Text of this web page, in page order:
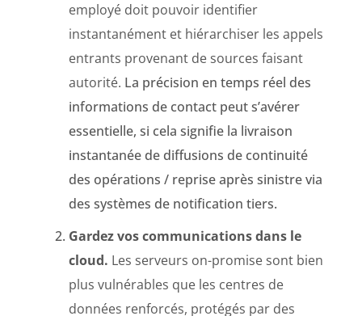
employé doit pouvoir identifier
instantanément et hiérarchiser les appels
entrants provenant de sources faisant
autorité. La précision en temps réel des
informations de contact peut s’avérer
essentielle, si cela signifie la livraison
instantanée de diffusions de continuité
des opérations / reprise après sinistre via
des systèmes de notification tiers.
Gardez vos communications dans le
cloud. Les serveurs on-promise sont bien
plus vulnérables que les centres de
données renforcés, protégés par des